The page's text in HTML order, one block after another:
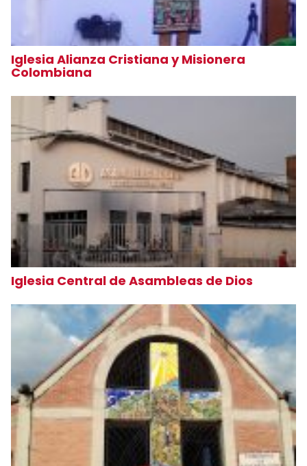
Iglesia Alianza Cristiana y Misionera
Colombiana
Iglesia Central de Asambleas de Dios